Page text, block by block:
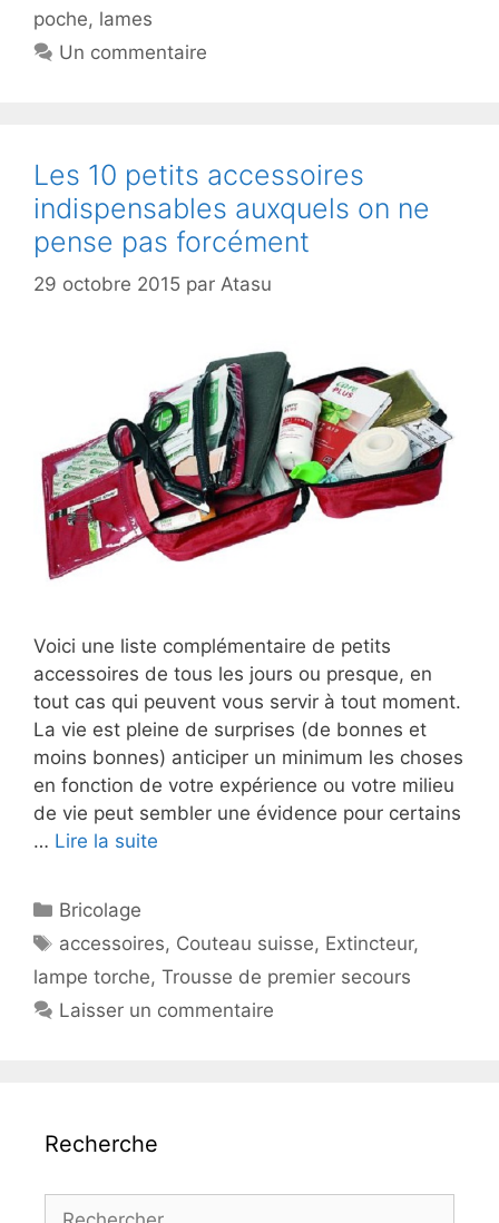
poche, lames
Un commentaire
Les 10 petits accessoires
indispensables auxquels on ne
pense pas forcément
29 octobre 2015 par Atasu
Voici une liste complémentaire de petits
accessoires de tous les jours ou presque, en
tout cas qui peuvent vous servir à tout moment.
La vie est pleine de surprises (de bonnes et
moins bonnes) anticiper un minimum les choses
en fonction de votre expérience ou votre milieu
de vie peut sembler une évidence pour certains
… Lire la suite
Catégories
Bricolage
Étiquettes
accessoires, Couteau suisse, Extincteur,
lampe torche, Trousse de premier secours
Laisser un commentaire
Recherche
Rechercher :